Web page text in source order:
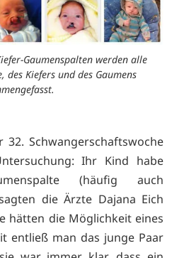
Gaumenspalten werden alle
Kiefers und des Gaumens
Schwangerschaftswoche
Ihr Kind habe
(häufig auch
die Ärzte Dajana Eich
hätten die Möglichkeit eines
entließ man das junge Paar